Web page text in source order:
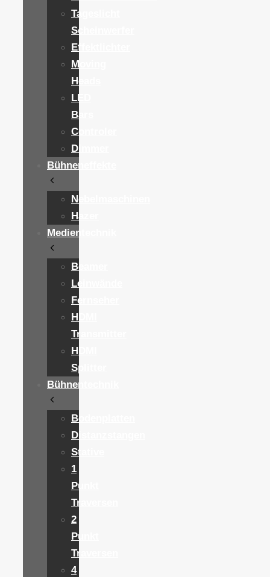
Tageslicht
Scheinwerfer
Effektlichter
Moving
Heads
LED
Bars
Controler
Dimmer
Bühneneffekte
Nebelmaschinen
Hazer
Medientechnik
Beamer
Leinwände
Fernseher
HDMI
Transmitter
HDMI
Splitter
Bühnentechnik
Bodenplatten
Distanzstangen
Stative
1
Punkt
Traversen
2
Punkt
Traversen
4